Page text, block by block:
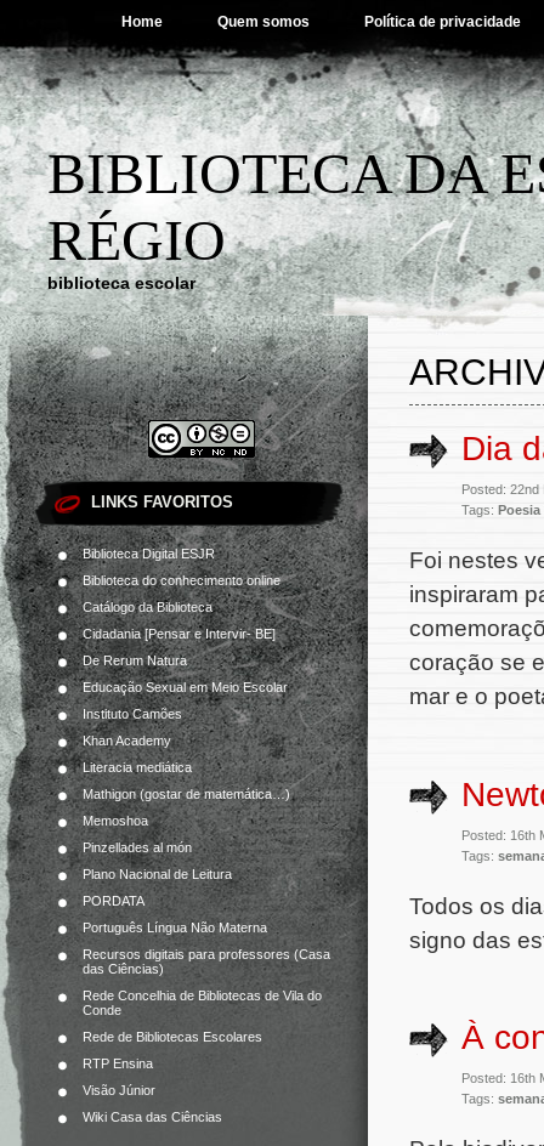
Home Quem somos Política de privacidade
BIBLIOTECA DA
RÉGIO
biblioteca escolar
LINKS FAVORITOS
Biblioteca Digital ESJR
Biblioteca do conhecimento online
Catálogo da Biblioteca
Cidadania [Pensar e Intervir- BE]
De Rerum Natura
Educação Sexual em Meio Escolar
Instituto Camões
Khan Academy
Literacia mediática
Mathigon (gostar de matemática…)
Memoshoa
Pinzellades al món
Plano Nacional de Leitura
PORDATA
Português Língua Não Materna
Recursos digitais para professores (Casa
das Ciências)
Rede Concelhia de Bibliotecas de Vila do
Conde
Rede de Bibliotecas Escolares
RTP Ensina
Visão Júnior
Wiki Casa das Ciências
Dia
Posted:
Tags: Poesia
Foi nestes
inspiraram
coração se
mar e o
Posted: 16th
Tags:
Todos os
signo das
À
Posted: 16th
Tags: